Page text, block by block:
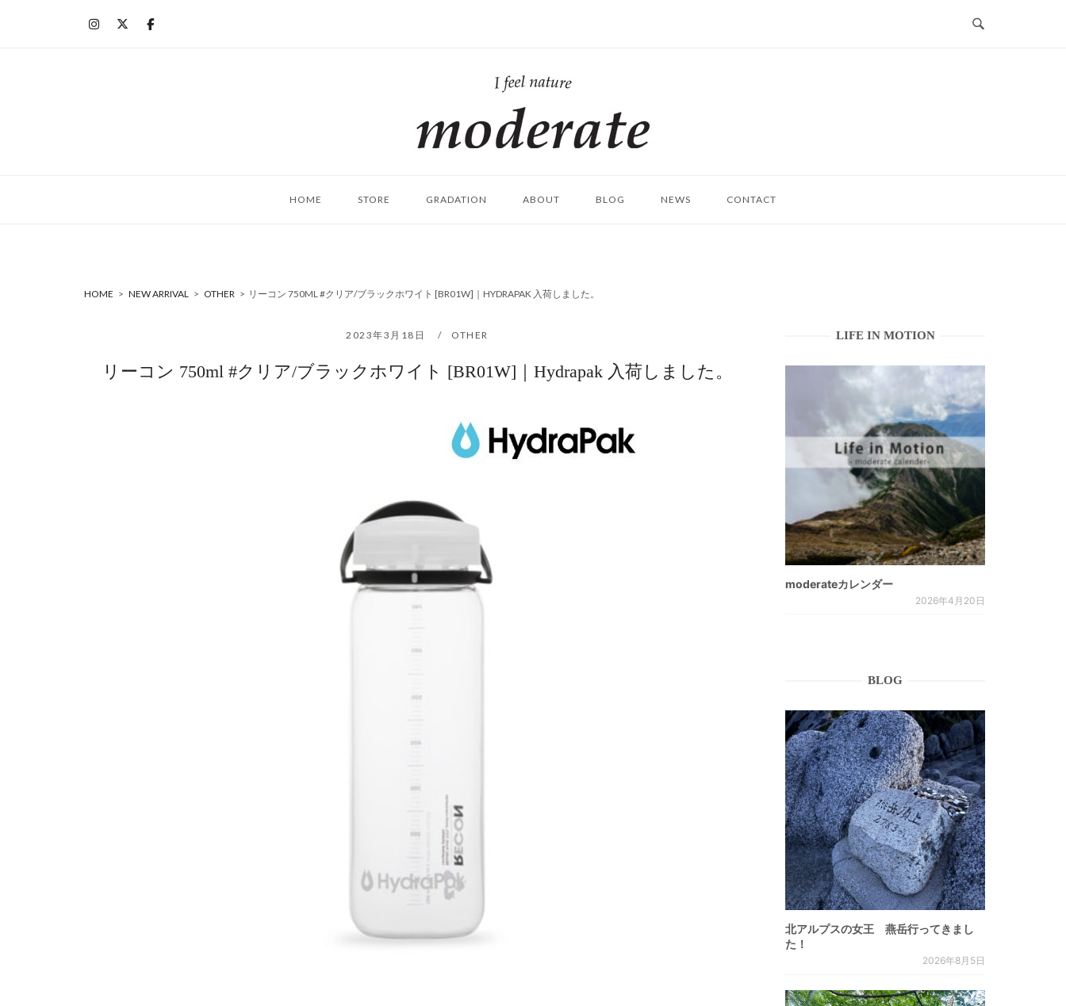
ム
HOME STORE GRADATION ABOUT BLOG NEWS CONTACT
HOME > NEW ARRIVAL > OTHER > リーコン 750ML #クリア/ブラックホワイト [BR01W]｜HYDRAPAK 入荷しました。
2023年3月18日 OTHER
リーコン 750ml #クリア/ブラックホワイト [BR01W]｜Hydrapak 入荷しました。
LIFE IN MOTION
moderateカレンダー
2026年4月20日
BLOG
北アルプスの女王 燕岳行ってきまし
た！
2026年8月5日